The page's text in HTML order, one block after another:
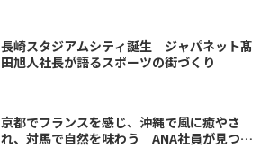
長崎スタジアムシティ誕生 ジャパネット髙
田旭人社長が語るスポーツの街づくり
京都でフランスを感じ、沖縄で風に癒やさ
れ、対馬で自然を味わう ANA社員が見つけ